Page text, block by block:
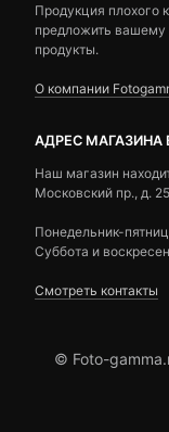
Продукция плохого
предложить вашему
продукты.
О компании
АДРЕС МАГАЗИНА
Наш магазин
Московский пр., д.
Понедельник-
Суббота и
Смотреть контакты
© Foto-